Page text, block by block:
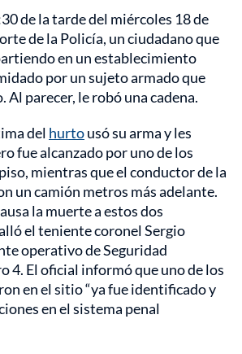
de la tarde del miércoles 18 de
de la Policía, un ciudadano que
en un establecimiento
por un sujeto armado que
parecer, le robó una cadena.
del hurtousó su arma y les
fue alcanzado por uno de los
mientras que el conductor de la
un camión metros más adelante.
la muerte a estos dos
el teniente coronel Sergio
operativo de Seguridad
4. El oficial informó que uno de los
en el sitio “ya fue identificado y
en el sistema penal